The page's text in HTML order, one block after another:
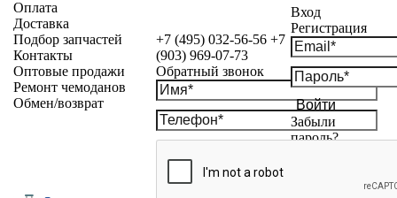
+7 (495) 032-56-56 +7
(903) 969-07-73
Обратный звонок
Вход
Регистрация
Войти
Забыли
пароль?
Оплата
Доставка
Подбор запчастей
Контакты
Оптовые продажи
Ремонт чемоданов
Обмен/возврат